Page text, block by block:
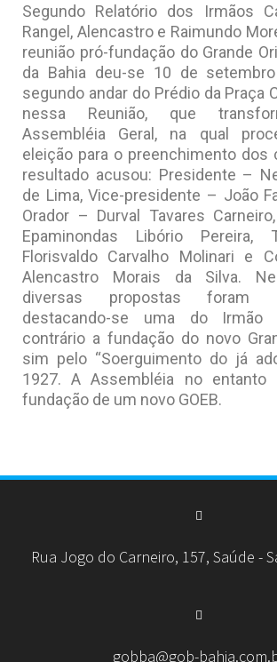
Segundo Relatório dos Irmãos
Rangel, Alencastro e Raimundo
reunião pró-fundação do Grande
da Bahia deu-se 10 de
segundo andar do Prédio da Praça
nessa Reunião, que
Assembléia Geral, na qual
eleição para o preenchimento dos
resultado acusou: Presidente –
de Lima, Vice-presidente – João
Orador – Durval Tavares
Epaminondas Libório Pereira,
Florisvaldo Carvalho Molinari e
Alencastro Morais da Silva.
diversas propostas foram
destacando-se uma do Irmão
contrário a fundação do novo
sim pelo “Soerguimento do já
1927. A Assembléia no entanto
fundação de um novo GOEB.
Rua Jogo do Carneiro, 157, Saúde -
gobba@gob-